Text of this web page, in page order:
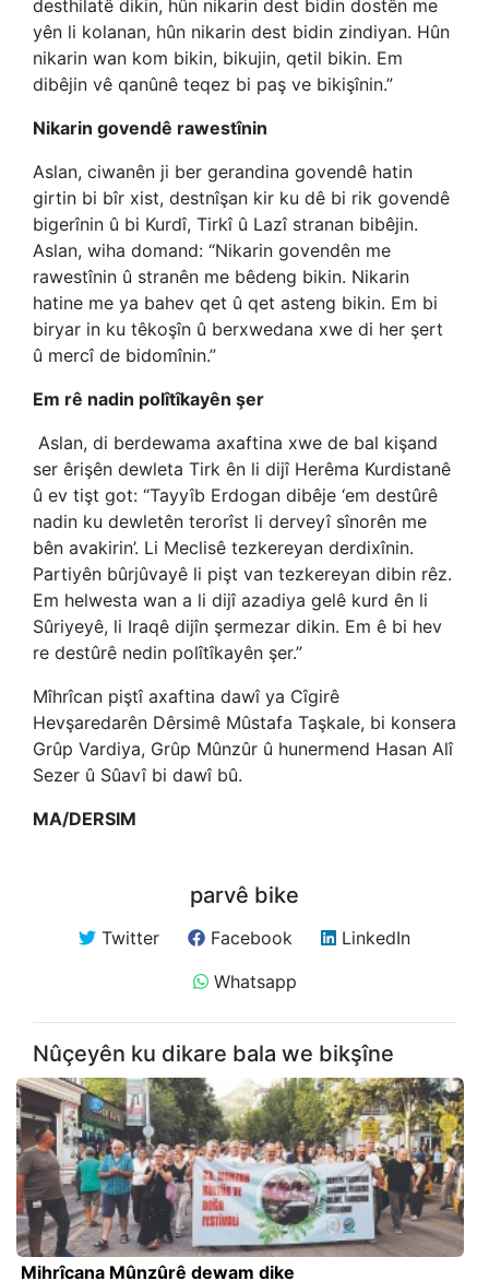
desthilatê dikin, hûn nikarin dest bidin dostên me
yên li kolanan, hûn nikarin dest bidin zindiyan. Hûn
nikarin wan kom bikin, bikujin, qetil bikin. Em
dibêjin vê qanûnê teqez bi paş ve bikişînin.”
Nikarin govendê rawestînin
Aslan, ciwanên ji ber gerandina govendê hatin
girtin bi bîr xist, destnîşan kir ku dê bi rik govendê
bigerînin û bi Kurdî, Tirkî û Lazî stranan bibêjin.
Aslan, wiha domand: “Nikarin govendên me
rawestînin û stranên me bêdeng bikin. Nikarin
hatine me ya bahev qet û qet asteng bikin. Em bi
biryar in ku têkoşîn û berxwedana xwe di her şert
û mercî de bidomînin.”
Em rê nadin polîtîkayên şer
Aslan, di berdewama axaftina xwe de bal kişand
ser êrişên dewleta Tirk ên li dijî Herêma Kurdistanê
û ev tişt got: “Tayyîb Erdogan dibêje ‘em destûrê
nadin ku dewletên terorîst li derveyî sînorên me
bên avakirin’. Li Meclisê tezkereyan derdixînin.
Partiyên bûrjûvayê li pişt van tezkereyan dibin rêz.
Em helwesta wan a li dijî azadiya gelê kurd ên li
Sûriyeyê, li Iraqê dijîn şermezar dikin. Em ê bi hev
re destûrê nedin polîtîkayên şer.”
Mîhrîcan piştî axaftina dawî ya Cîgirê
Hevşaredarên Dêrsimê Mûstafa Taşkale, bi konsera
Grûp Vardiya, Grûp Mûnzûr û hunermend Hasan Alî
Sezer û Sûavî bi dawî bû.
MA/DERSIM
parvê bike
Twitter Facebook
LinkedIn
Whatsapp
Nûçeyên ku dikare bala we bikşîne
Mihrîcana Mûnzûrê dewam dike